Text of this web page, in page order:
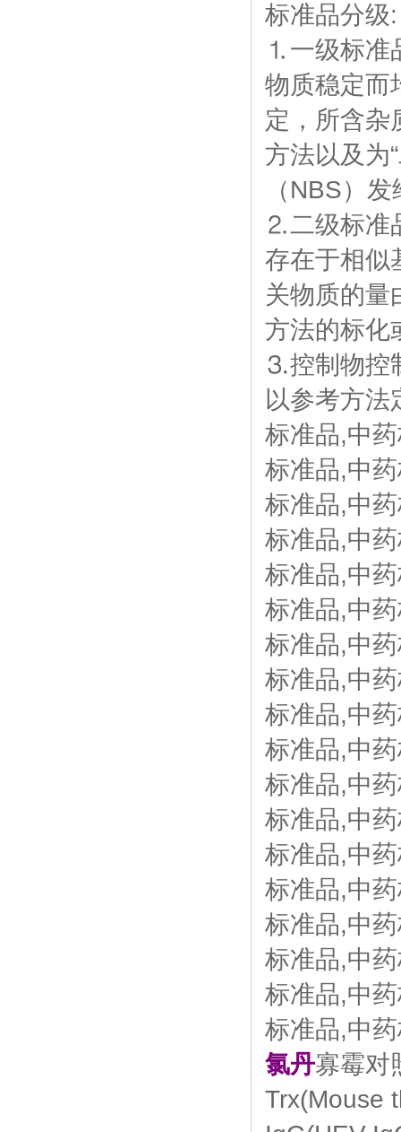
标准品分级:
⒈一级标准
物质稳定而
定，所含杂
方法以及为
（NBS）
⒉二级标准
存在于相似
关物质的量
方法的标化
⒊控制物控
以参考方
标准品,中
标准品,中
标准品,中
标准品,中
标准品,中
标准品,中
标准品,中
标准品,中
标准品,中
标准品,中
标准品,中
标准品,中
标准品,中
标准品,中
标准品,中
标准品,中
标准品,中
标准品,中
氯丹寡霉对
Trx(Mouse